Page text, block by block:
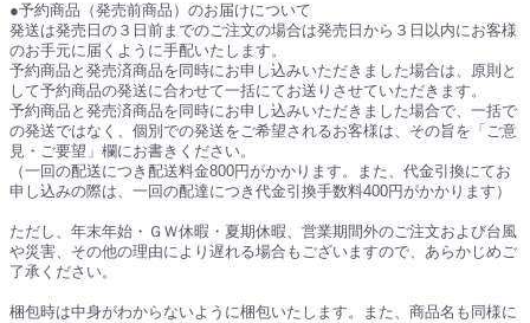
●予約商品（発売前商品）のお届けについて
発送は発売日の３日前までのご注文の場合は発売日から３日以内にお客様
のお手元に届くように手配いたします。
予約商品と発売済商品を同時にお申し込みいただきました場合は、原則と
して予約商品の発送に合わせて一括にてお送りさせていただきます。
予約商品と発売済商品を同時にお申し込みいただきました場合で、一括で
の発送ではなく、個別での発送をご希望されるお客様は、その旨を「ご意
見・ご要望」欄にお書きください。
（一回の配送につき配送料金800円がかかります。また、代金引換にてお
申し込みの際は、一回の配達につき代金引換手数料400円がかかります）
ただし、年末年始・ＧＷ休暇・夏期休暇、営業期間外のご注文および台風
や災害、その他の理由により遅れる場合もございますので、あらかじめご
了承ください。
梱包時は中身がわからないように梱包いたします。また、商品名も同様に